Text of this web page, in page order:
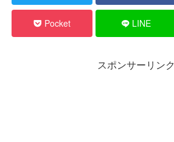
Pocket LINE
スポンサーリンク